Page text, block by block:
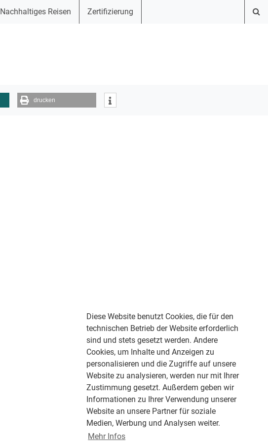
Diese Website benutzt Cookies, die für den
technischen Betrieb der Website erforderlich
sind und stets gesetzt werden. Andere
Cookies, um Inhalte und Anzeigen zu
personalisieren und die Zugriffe auf unsere
Website zu analysieren, werden nur mit Ihrer
Zustimmung gesetzt. Außerdem geben wir
Informationen zu Ihrer Verwendung unserer
Website an unsere Partner für soziale
Medien, Werbung und Analysen weiter.
Mehr Infos
Nachhaltiges Reisen Zertifizierung
drucken